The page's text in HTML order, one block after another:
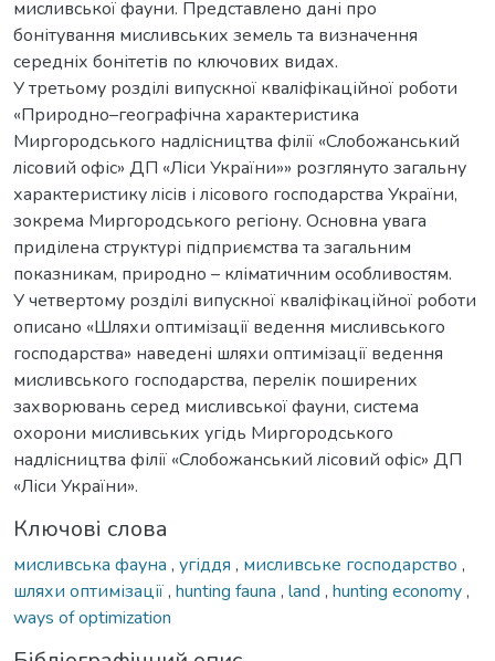
мисливської фауни. Представлено дані про
бонітування мисливських земель та визначення
середніх бонітетів по ключових видах.
У третьому розділі випускної кваліфікаційної роботи
«Природно–географічна характеристика
Миргородського надлісництва філії «Слобожанський
лісовий офіс» ДП «Ліси України»» розглянуто загальну
характеристику лісів і лісового господарства України,
зокрема Миргородського регіону. Основна увага
приділена структурі підприємства та загальним
показникам, природно – кліматичним особливостям.
У четвертому розділі випускної кваліфікаційної роботи
описано «Шляхи оптимізації ведення мисливського
господарства» наведені шляхи оптимізації ведення
мисливського господарства, перелік поширених
захворювань серед мисливської фауни, система
охорони мисливських угідь Миргородського
надлісництва філії «Слобожанський лісовий офіс» ДП
«Ліси України».
Ключові слова
мисливська фауна , угіддя , мисливське господарство ,
шляхи оптимізації, hunting fauna , land , hunting economy,
ways of optimization